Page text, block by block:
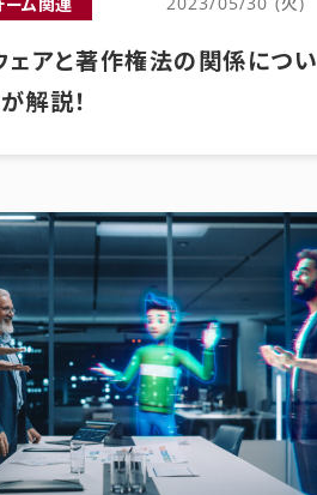
ェアと著作権法の関係につい
解説！